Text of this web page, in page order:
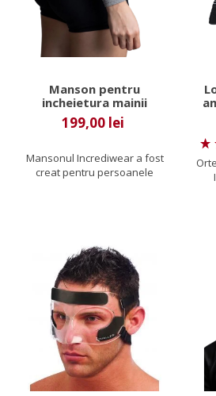
Manson pentru
incheietura mainii
Incrediwear
199,00 lei
Mansonul Incrediwear a fost
creat pentru persoanele